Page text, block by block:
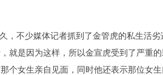
，不少媒体记者抓到了金管虎的私生活
就是因为这样，所以金宣虎受到了严重
个女生亲自见面，同时他还表示那位女